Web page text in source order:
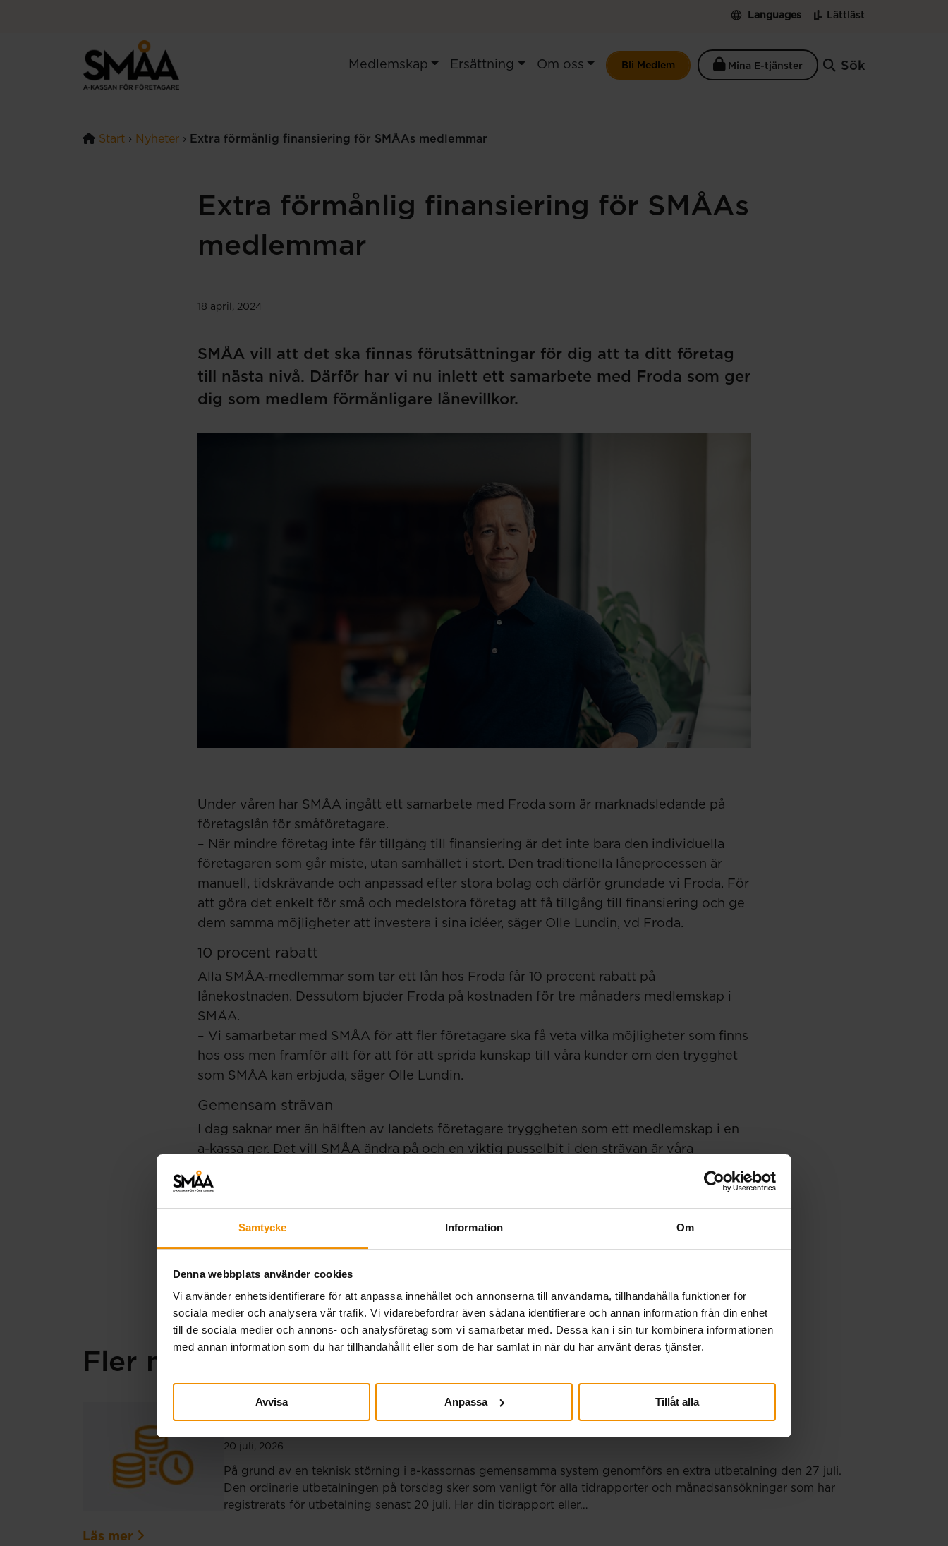
Samtycke Information Om
Denna webbplats använder cookies
Vi använder enhetsidentifierare för att anpassa innehållet och annonserna till användarna, tillhandahålla funktioner för
sociala medier och analysera vår trafik. Vi vidarebefordrar även sådana identifierare och annan information från din enhet
till de sociala medier och annons- och analysföretag som vi samarbetar med. Dessa kan i sin tur kombinera informationen
med annan information som du har tillhandahållit eller som de har samlat in när du har använt deras tjänster.
Avvisa Anpassa Tillåt alla
Languages Lättläst
Medlemskap Ersättning Om oss Bli Medlem Mina E-tjänster Sök
Start › Nyheter › Extra förmånlig finansiering för SMÅAs medlemmar
Extra förmånlig finansiering för SMÅAs
medlemmar
18 april, 2024
SMÅA vill att det ska finnas förutsättningar för dig att ta ditt företag
till nästa nivå. Därför har vi nu inlett ett samarbete med Froda som ger
dig som medlem förmånligare lånevillkor.
Under våren har SMÅA ingått ett samarbete med Froda som är marknadsledande på
företagslån för småföretagare.
– När mindre företag inte får tillgång till finansiering är det inte bara den individuella
företagaren som går miste, utan samhället i stort. Den traditionella låneprocessen är
manuell, tidskrävande och anpassad efter stora bolag och därför grundade vi Froda. För
att göra det enkelt för små och medelstora företag att få tillgång till finansiering och ge
dem samma möjligheter att investera i sina idéer, säger Olle Lundin, vd Froda.
10 procent rabatt
Alla SMÅA-medlemmar som tar ett lån hos Froda får 10 procent rabatt på
lånekostnaden. Dessutom bjuder Froda på kostnaden för tre månaders medlemskap i
SMÅA.
– Vi samarbetar med SMÅA för att fler företagare ska få veta vilka möjligheter som finns
hos oss men framför allt för att för att sprida kunskap till våra kunder om den trygghet
som SMÅA kan erbjuda, säger Olle Lundin.
Gemensam strävan
I dag saknar mer än hälften av landets företagare tryggheten som ett medlemskap i en
a-kassa ger. Det vill SMÅA ändra på och en viktig pusselbit i den strävan är våra
samarbeten.
– Att kunna skapa bättre förutsättningar för våra medlemmar känns viktigt. Vi behöver
nå ut brett med budskapet om att man som företagare kan och bör försäkra sig och sin
inkomst och ges möjlighet att överleva en tuff tid med hjälp av stöttning från oss. Att
företagare får ta del av det trygghetssystem som de redan är med och finansierar, säger
Ulrika Westergren, kassaföreståndare SMÅA.
Fler nyheter
Extra utbetalning 27 juli.
20 juli, 2026
På grund av en teknisk störning i a-kassornas gemensamma system genomförs en extra utbetalning den 27 juli.
Den ordinarie utbetalningen på torsdag sker som vanligt för alla tidrapporter och månadsansökningar som har
registrerats för utbetalning senast 20 juli. Har din tidrapport eller…
Läs mer